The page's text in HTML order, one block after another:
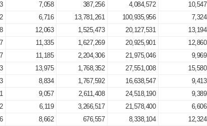
7,058 387,256 4,084,572 10,547
6,716 13,781,261 100,935,956 7,324
12,063 1,525,473 20,127,531 13,194
11,335 1,627,269 20,925,901 12,860
11,185 2,204,306 21,975,046 9,969
13,975 1,768,352 27,551,008 15,580
8,834 1,767,592 16,638,547 9,413
9,057 2,611,408 24,518,190 9,389
6,119 3,266,517 21,578,400 6,606
8,662 676,557 8,338,104 12,324